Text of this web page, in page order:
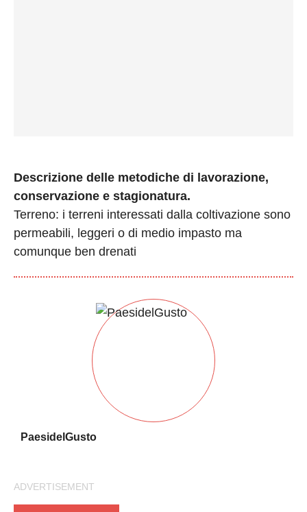
Descrizione delle metodiche di lavorazione,
conservazione e stagionatura.
Terreno: i terreni interessati dalla coltivazione sono
permeabili, leggeri o di medio impasto ma
comunque ben drenati
PaesidelGusto